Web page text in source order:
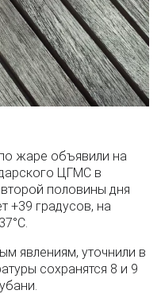
жаре объявили на
ЦГМС в
второй половины дня
+39 градусов, на
явлениям, уточнили в
сохранятся 8 и 9